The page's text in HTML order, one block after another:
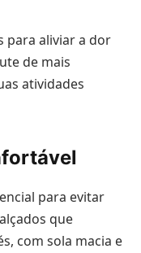
para aliviar a dor
de mais
atividades
para evitar
que
com sola macia e